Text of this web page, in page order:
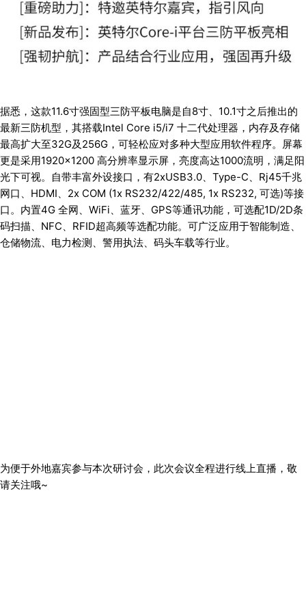
据悉，这款11.6寸强固型三防平板电脑是自8寸、10.1寸之后推出的
最新三防机型，其搭载Intel Core i5/i7 十二代处理器，内存及存储
最高扩大至32G及256G，可轻松应对多种大型应用软件程序。屏幕
更是采用1920×1200 高分辨率显示屏，亮度高达1000流明，满足阳
光下可视。自带丰富外设接口，有2xUSB3.0、Type-C、Rj45千兆
网口、HDMI、2x COM (1x RS232/422/485, 1x RS232, 可选)等接
口。内置4G 全网、WiFi、蓝牙、GPS等通讯功能，可选配1D/2D条
码扫描、NFC、 RFID超高频等选配功能。可广泛应用于智能制造、
仓储物流、电力检测、警用执法、码头车载等行业。
为便于外地嘉宾参与本次研讨会，此次会议全程进行线上直播，敬
请关注哦~